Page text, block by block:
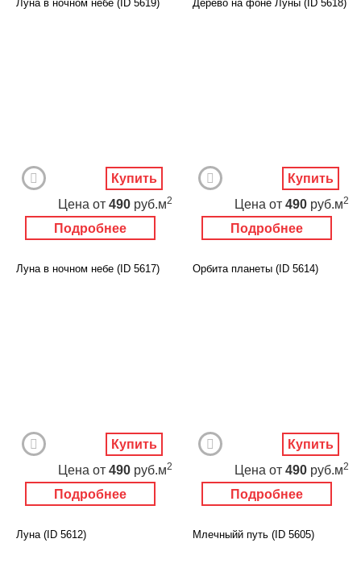
Луна в ночном небе (ID 5619)
Подробнее
Цена от 490 руб.м2
Купить
Дерево на фоне Луны (ID 5618)
Подробнее
Цена от 490 руб.м2
Купить
Луна в ночном небе (ID 5617)
Подробнее
Цена от 490 руб.м2
Купить
Орбита планеты (ID 5614)
Подробнее
Цена от 490 руб.м2
Купить
Луна (ID 5612) Млечныйй путь (ID 5605)